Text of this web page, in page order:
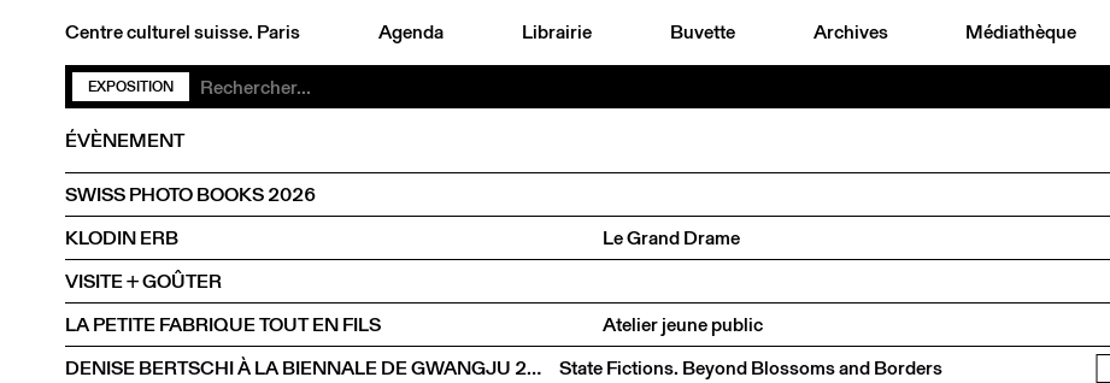
Centre culturel suisse. Paris Agenda Librairie Buvette Archives Médiathèque
EXPOSITION
ÉVÈNEMENT
SWISS PHOTO BOOKS 2026
KLODIN ERB
Le Grand Drame
VISITE + GOÛTER
LA PETITE FABRIQUE TOUT EN FILS
Atelier jeune public
DENISE BERTSCHI À LA BIENNALE DE GWANGJU 2026
State Fictions. Beyond Blossoms and Borders